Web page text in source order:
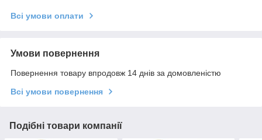
Всі умови оплати
Умови повернення
Повернення товару впродовж 14 днів за домовленістю
Всі умови повернення
Подібні товари компанії